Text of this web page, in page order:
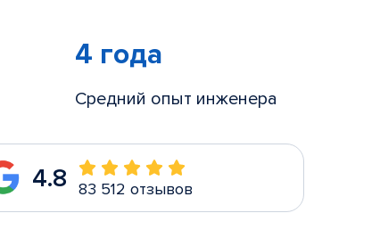
4 года
Средний опыт инженера
4.8 83 512 отзывов